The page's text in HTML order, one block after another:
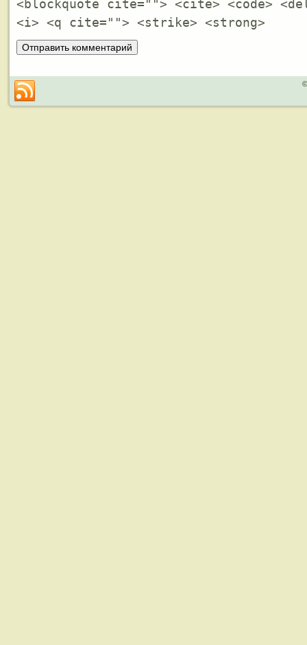
<blockquote cite=""> <cite> <code>
<i> <q cite=""> <strike> <strong>